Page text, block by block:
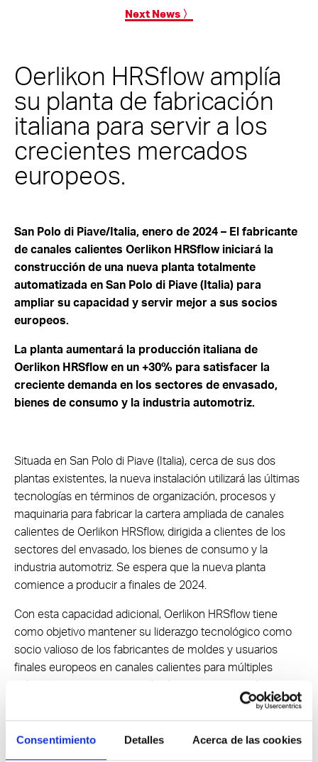
Consentimiento Detalles Acerca de las cookies
Next News 〉
Oerlikon HRSflow amplía
su planta de fabricación
italiana para servir a los
crecientes mercados
europeos.
San Polo di Piave/Italia, enero de 2024 – El fabricante
de canales calientes Oerlikon HRSflow iniciará la
construcción de una nueva planta totalmente
automatizada en San Polo di Piave (Italia) para
ampliar su capacidad y servir mejor a sus socios
europeos.
La planta aumentará la producción italiana de
Oerlikon HRSflow en un +30% para satisfacer la
creciente demanda en los sectores de envasado,
bienes de consumo y la industria automotriz.
Situada en San Polo di Piave (Italia), cerca de sus dos
plantas existentes, la nueva instalación utilizará las últimas
tecnologías en términos de organización, procesos y
maquinaria para fabricar la cartera ampliada de canales
calientes de Oerlikon HRSflow, dirigida a clientes de los
sectores del envasado, los bienes de consumo y la
industria automotriz. Se espera que la nueva planta
comience a producir a finales de 2024.
Con esta capacidad adicional, Oerlikon HRSflow tiene
como objetivo mantener su liderazgo tecnológico como
socio valioso de los fabricantes de moldes y usuarios
finales europeos en canales calientes para múltiples
aplicaciones, proporcionando al mismo tiempo a los
clientes la flexibilidad adecuada y un servicio aún más
fiable y rápido.